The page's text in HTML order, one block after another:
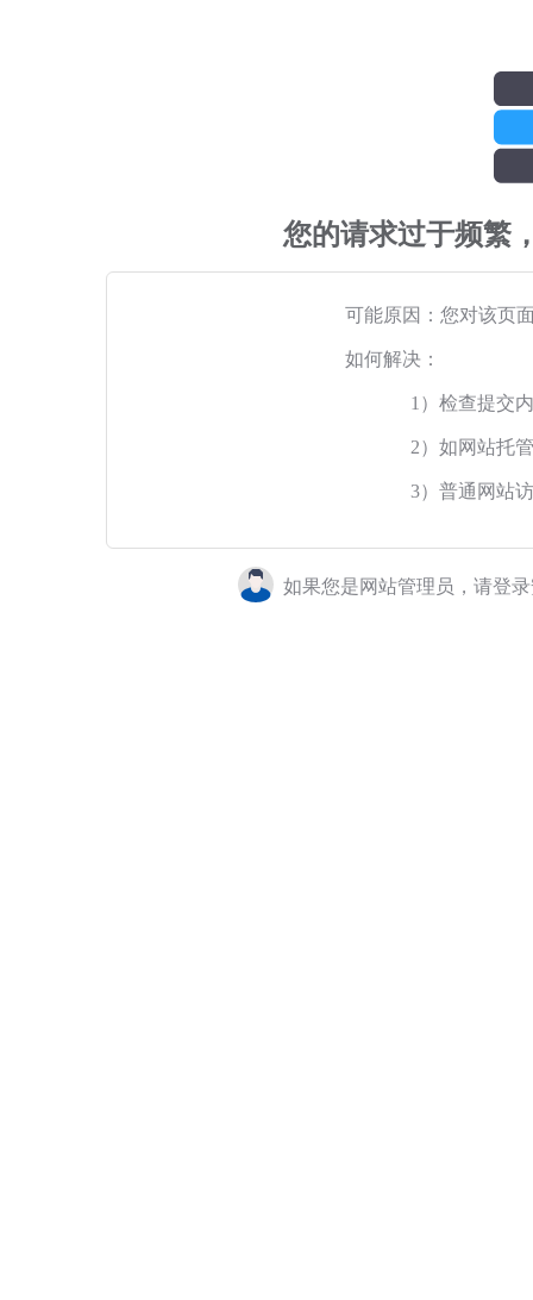
您的请求过于频繁
可能原因：您对该页
如何解决：
1）检查提交
2）如网站托
3）普通网站
如果您是网站管理员，请登